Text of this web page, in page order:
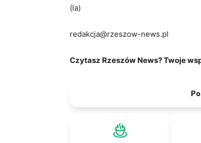
(la)
redakcja@rzeszow-news.pl
Czytasz Rzeszów News? Twoje